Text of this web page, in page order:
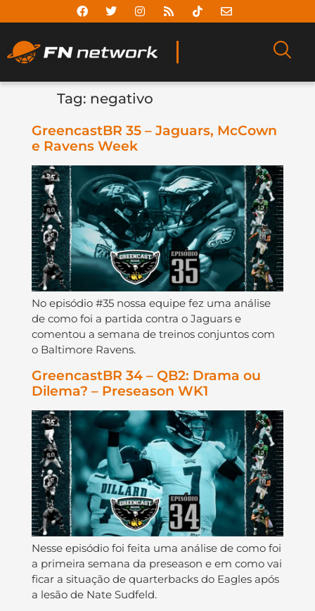
Tag: negativo
GreencastBR 35 – Jaguars, McCown
e Ravens Week
No episódio #35 nossa equipe fez uma análise
de como foi a partida contra o Jaguars e
comentou a semana de treinos conjuntos com
o Baltimore Ravens.
GreencastBR 34 – QB2: Drama ou
Dilema? – Preseason WK1
Nesse episódio foi feita uma análise de como foi
a primeira semana da preseason e em como vai
ficar a situação de quarterbacks do Eagles após
a lesão de Nate Sudfeld.